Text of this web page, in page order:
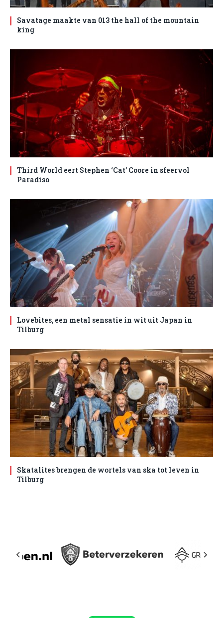
Savatage maakte van 013 the hall of the mountain
king
Third World eert Stephen ‘Cat’ Coore in sfeervol
Paradiso
Lovebites, een metal sensatie in wit uit Japan in
Tilburg
Skatalites brengen de wortels van ska tot leven in
Tilburg